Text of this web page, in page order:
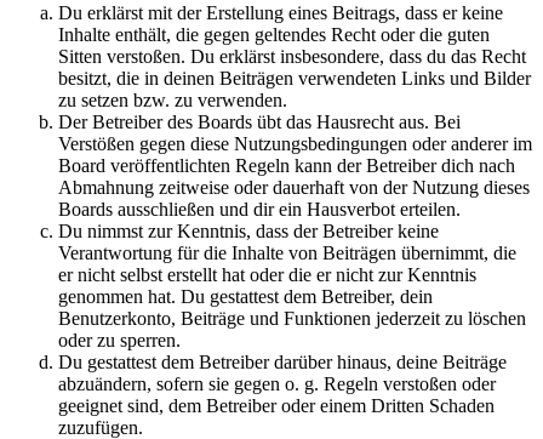
Du erklärst mit der Erstellung eines Beitrags, dass er keine
Inhalte enthält, die gegen geltendes Recht oder die guten
Sitten verstoßen. Du erklärst insbesondere, dass du das Recht
besitzt, die in deinen Beiträgen verwendeten Links und Bilder
zu setzen bzw. zu verwenden.
Der Betreiber des Boards übt das Hausrecht aus. Bei
Verstößen gegen diese Nutzungsbedingungen oder anderer im
Board veröffentlichten Regeln kann der Betreiber dich nach
Abmahnung zeitweise oder dauerhaft von der Nutzung dieses
Boards ausschließen und dir ein Hausverbot erteilen.
Du nimmst zur Kenntnis, dass der Betreiber keine
Verantwortung für die Inhalte von Beiträgen übernimmt, die
er nicht selbst erstellt hat oder die er nicht zur Kenntnis
genommen hat. Du gestattest dem Betreiber, dein
Benutzerkonto, Beiträge und Funktionen jederzeit zu löschen
oder zu sperren.
Du gestattest dem Betreiber darüber hinaus, deine Beiträge
abzuändern, sofern sie gegen o. g. Regeln verstoßen oder
geeignet sind, dem Betreiber oder einem Dritten Schaden
zuzufügen.